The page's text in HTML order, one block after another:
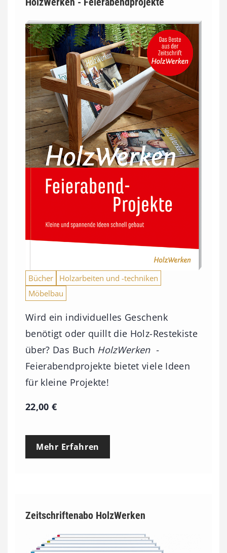
Bücher
Holzarbeiten und -techniken
Möbelbau
Wird ein individuelles Geschenk
benötigt oder quillt die Holz-Restekiste
über? Das Buch HolzWerken -
Feierabendprojekte bietet viele Ideen
für kleine Projekte!
22,00€
Mehr Erfahren
Zeitschriftenabo HolzWerken